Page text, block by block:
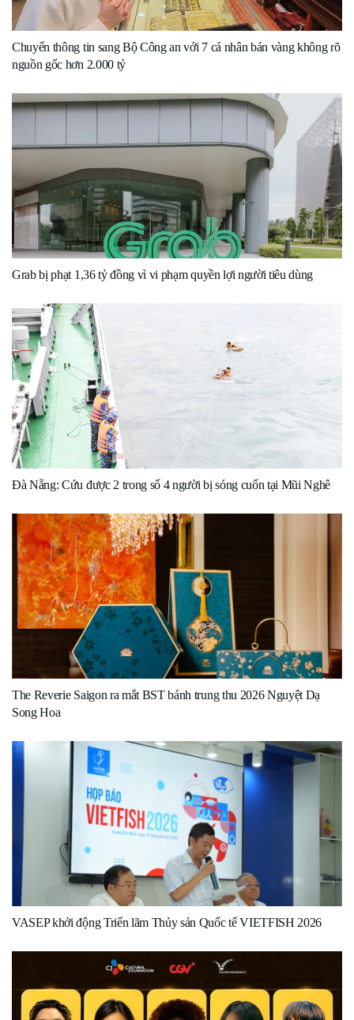
Chuyển thông tin sang Bộ Công an với 7 cá nhân bán vàng không rõ
nguồn gốc hơn 2.000 tỷ
Grab bị phạt 1,36 tỷ đồng vì vi phạm quyền lợi người tiêu dùng
Đà Nẵng: Cứu được 2 trong số 4 người bị sóng cuốn tại Mũi Nghê
The Reverie Saigon ra mắt BST bánh trung thu 2026 Nguyệt Dạ
Song Hoa
VASEP khởi động Triển lãm Thủy sản Quốc tế VIETFISH 2026